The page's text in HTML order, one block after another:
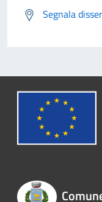
Segnala